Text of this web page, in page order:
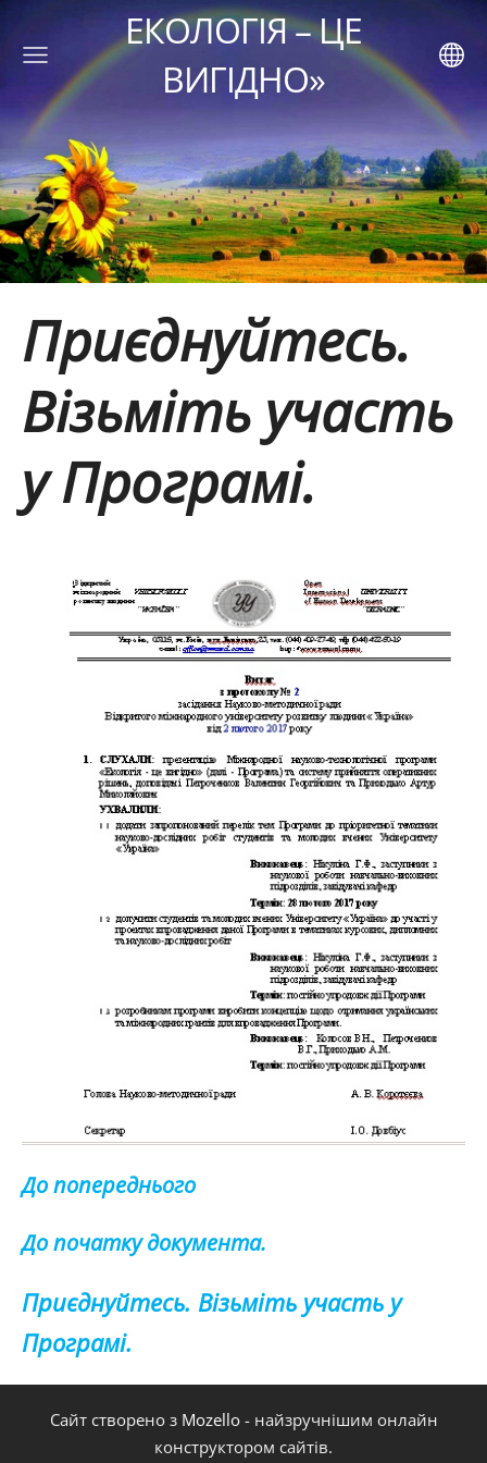
ЕКОЛОГІЯ – ЦЕ
ВИГІДНО»
Приєднуйтесь.
Візьміть участь
у Програмі.
До попереднього
До початку документа.
Приєднуйтесь. Візьміть участь у
Програмі.
Сайт створено з Mozello- найзручнішим онлайн
конструктором сайтів.